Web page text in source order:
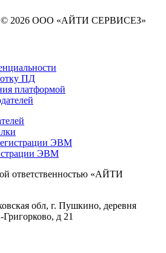
© 2026 ООО «АЙТИ СЕРВИСЕЗ»
ПД
платформой
ЭВМ
ЭВМ
ответственностью «АЙТИ
обл, г. Пушкино, деревня
д 21